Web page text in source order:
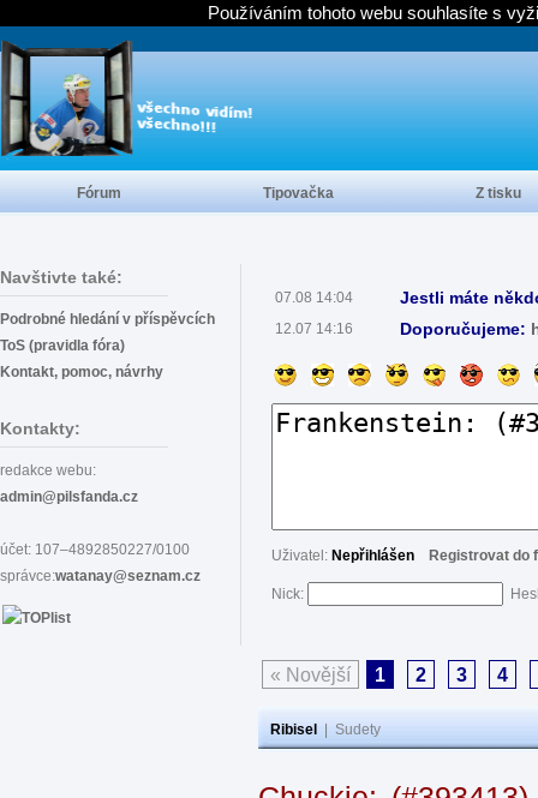
Navštivte také:
Podrobné hledání v příspěvcích
ToS (pravidla fóra)
Kontakt, pomoc, návrhy
Kontakty:
redakce webu:
admin@pilsfanda.cz
účet: 107–4892850227/0100
správce:watanay@seznam.cz
07.08 14:04 Jestli máte
12.07 14:16 Doporučujeme:
Uživatel: Nepřihlášen Registrovat do
Nick:
« Novější 1 2 3 4
Ribisel Sudety
Fórum Tipovačka Z tisku
Používáním tohoto webu souhlasíte s